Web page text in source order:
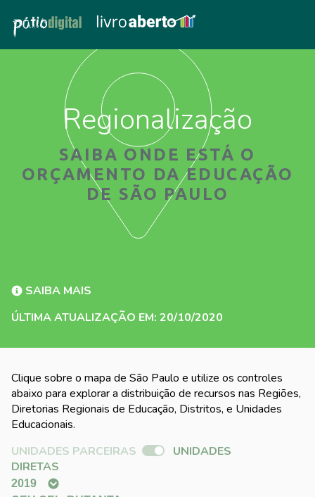
Regionalização
SAIBA ONDE ESTÁ O
ORÇAMENTO DA EDUCAÇÃO
DE SÃO PAULO
SAIBA MAIS
ÚLTIMA ATUALIZAÇÃO EM: 20/10/2020
Clique sobre o mapa de São Paulo e utilize os controles
abaixo para explorar a distribuição de recursos nas Regiões,
Diretorias Regionais de Educação, Distritos, e Unidades
Educacionais.
UNIDADES PARCEIRAS
UNIDADES
DIRETAS